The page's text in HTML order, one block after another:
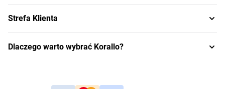
Strefa Klienta
Dlaczego warto wybrać Korallo?